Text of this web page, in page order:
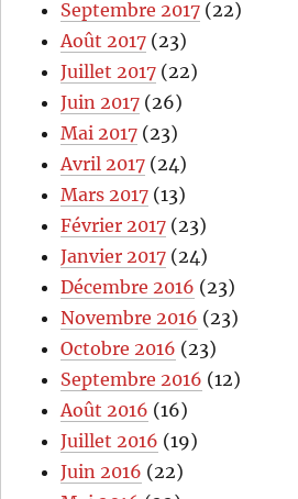
Septembre 2017 (22)
Août 2017 (23)
Juillet 2017 (22)
Juin 2017 (26)
Mai 2017 (23)
Avril 2017 (24)
Mars 2017 (13)
Février 2017 (23)
Janvier 2017 (24)
Décembre 2016 (23)
Novembre 2016 (23)
Octobre 2016 (23)
Septembre 2016 (12)
Août 2016 (16)
Juillet 2016 (19)
Juin 2016 (22)